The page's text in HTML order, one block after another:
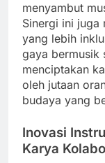
menyambut
Sinergi ini juga
yang lebih
gaya bermusik
menciptakan
oleh jutaan
budaya yang
Inovasi
Karya